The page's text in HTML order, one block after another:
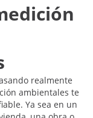
realmente
ambientales te
Ya sea en un